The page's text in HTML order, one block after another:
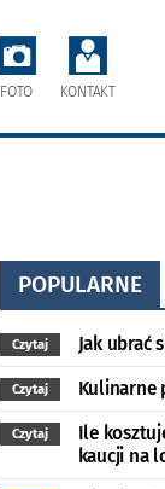
FOTO KONTAKT
POPULARNE
Czytaj Jak ubrać
Czytaj Kulinarne
Czytaj
Ile
kaucji na